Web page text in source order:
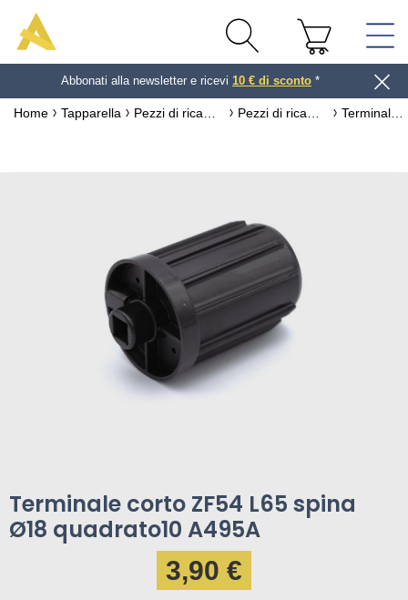
Abbonati alla newsletter e ricevi 10 € di sconto *
Home Tapparella
Terminale corto ZF54 L65 spina
Ø18 quadrato10 A495A
3,90 €